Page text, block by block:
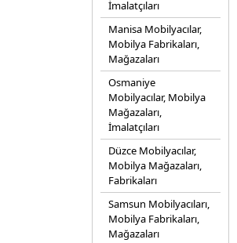
İmalatçıları
Manisa Mobilyacılar,
Mobilya Fabrikaları,
Mağazaları
Osmaniye
Mobilyacılar, Mobilya
Mağazaları,
İmalatçıları
Düzce Mobilyacılar,
Mobilya Mağazaları,
Fabrikaları
Samsun Mobilyacıları,
Mobilya Fabrikaları,
Mağazaları